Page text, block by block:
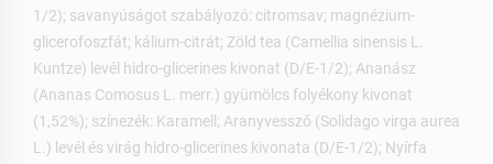
1/2); savanyúságot szabályozó: citromsav; magnézium-
glicerofoszfát; kálium-citrát; Zöld tea (Camellia sinensis L.
Kuntze) levél hidro-glicerines kivonat (D/E-1/2); Ananász
(Ananas Comosus L. merr.) gyümölcs folyékony kivonat
(1,52%); színezék: Karamell; Aranyvessző (Solidago virga aurea
L.) levél és virág hidro-glicerines kivonata (D/E-1/2); Nyírfa